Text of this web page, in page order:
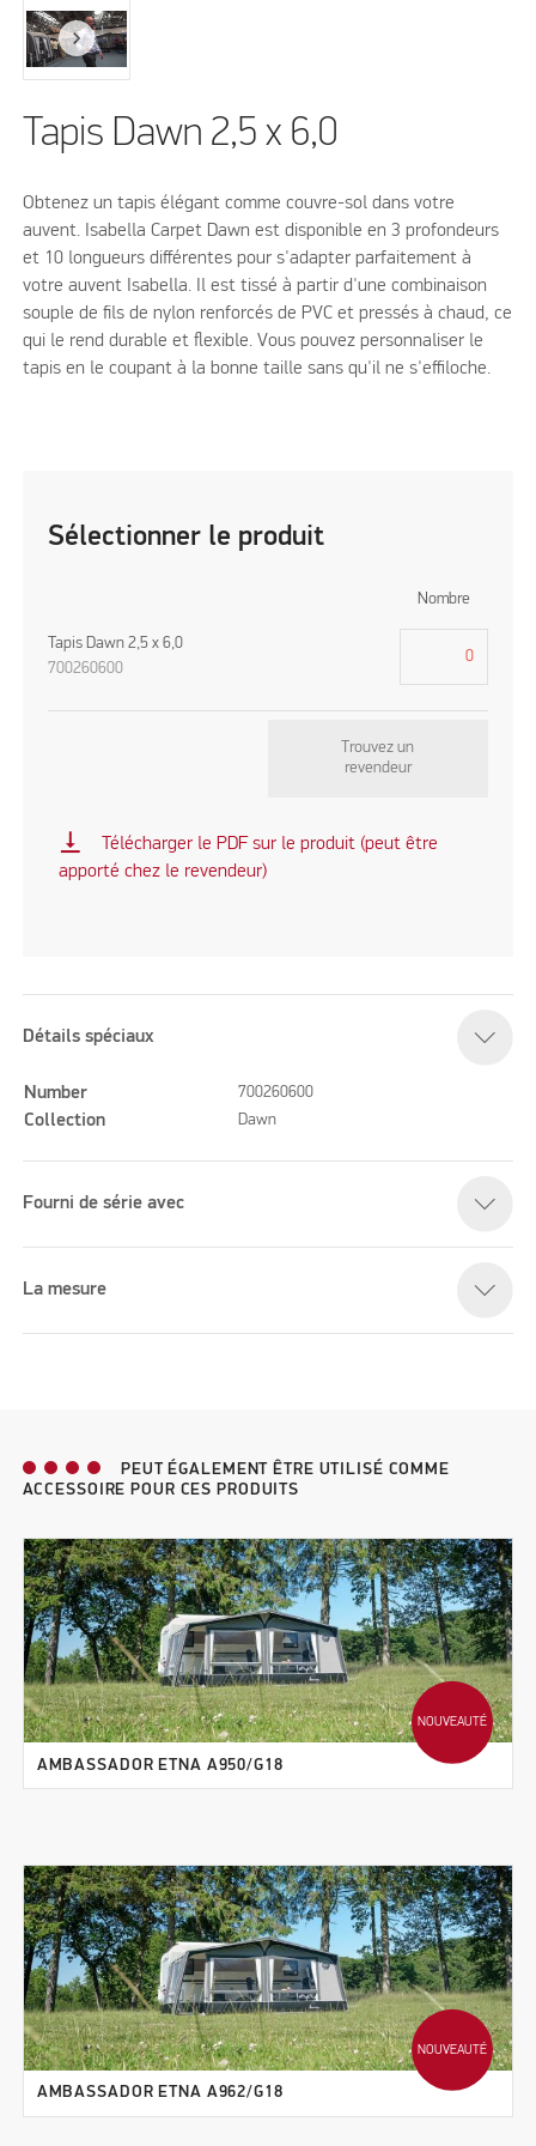
Tapis Dawn 2,5 x 6,0
Obtenez un tapis élégant comme couvre-sol dans votre
auvent. Isabella Carpet Dawn est disponible en 3 profondeurs
et 10 longueurs différentes pour s'adapter parfaitement à
votre auvent Isabella. Il est tissé à partir d'une combinaison
souple de fils de nylon renforcés de PVC et pressés à chaud, ce
qui le rend durable et flexible. Vous pouvez personnaliser le
tapis en le coupant à la bonne taille sans qu'il ne s'effiloche.
Sélectionner le produit
Nombre
Tapis Dawn 2,5 x 6,0
700260600
Trouvez un
revendeur
vertical_align_bottom
Télécharger le PDF sur le produit (peut être
apporté chez le revendeur)
Détails spéciaux
Number 700260600
Collection Dawn
Fourni de série avec
La mesure
PEUT ÉGALEMENT ÊTRE UTILISÉ COMME
ACCESSOIRE POUR CES PRODUITS
NOUVEAUTÉ
AMBASSADOR ETNA A950/G18
NOUVEAUTÉ
AMBASSADOR ETNA A962/G18